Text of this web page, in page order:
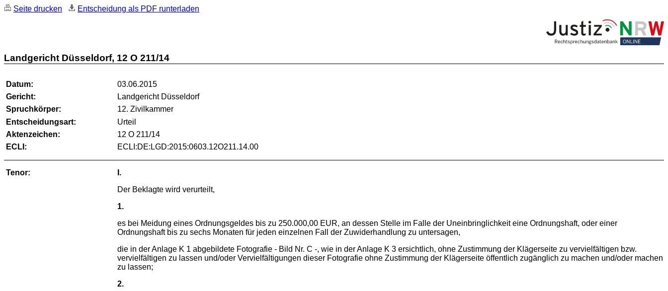
Seite drucken Entscheidung als PDF runterladen
Landgericht Düsseldorf, 12 O 211/14
Datum:
03.06.2015
Gericht:
Landgericht Düsseldorf
Spruchkörper:
12. Zivilkammer
Entscheidungsart:
Urteil
Aktenzeichen:
12 O 211/14
ECLI:
ECLI:DE:LGD:2015:0603.12O211.14.00
Tenor:
I.
Der Beklagte wird verurteilt,
1.
es bei Meidung eines Ordnungsgeldes bis zu 250.000,00 EUR, an dessen Stelle im Falle der Uneinbringlichkeit eine Ordnungshaft, oder einer
Ordnungshaft bis zu sechs Monaten für jeden einzelnen Fall der Zuwiderhandlung zu untersagen,
die in der Anlage K 1 abgebildete Fotografie - Bild Nr. C -, wie in der Anlage K 3 ersichtlich, ohne Zustimmung der Klägerseite zu vervielfältigen bzw.
vervielfältigen zu lassen und/oder Vervielfältigungen dieser Fotografie ohne Zustimmung der Klägerseite öffentlich zugänglich zu machen und/oder machen
zu lassen;
2.